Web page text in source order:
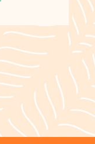
Théodora
pour recevoir
promo et nos
produits !